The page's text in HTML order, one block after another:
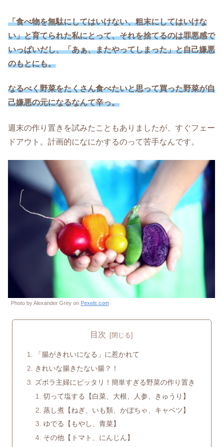
「食べ物を無駄にしてはいけない、粗末にしてはいけな
い」と育てられた私にとって、それを捨てるのは罪悪感で
いっぱいだし、「あぁ、またやってしまった」と自己嫌悪
のもとにも。
なるべく野菜をたくさん食べたいと思って買った野菜が自
己嫌悪の元になるなんて辛っ。
週末の作り置きを試みたこともありましたが、すぐフェー
ドアウト。計画的になにかするのって苦手なんです。
Photo by Alexander Grey on Pexels.com
目次
「腸がきれいになる」に惹かれて
きれいな腸きたない腸？！
ズボラ主婦にピッタリ！簡単すぎる野菜の作り置き
切って塩する【白菜、大根、人参、きゅうり】
蒸し煮【ねぎ、いも類、かぼちゃ、キャベツ】
ゆでる【もやし、青菜】
その他【トマト、にんじん】